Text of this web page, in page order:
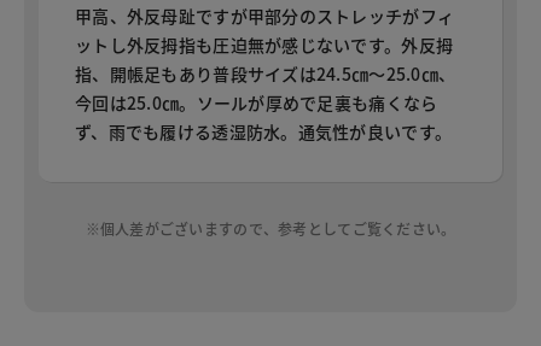
甲高、外反母趾ですが甲部分のストレッチがフィ
ットし外反拇指も圧迫無が感じないです。外反拇
指、開帳足もあり普段サイズは24.5㎝～25.0㎝、
今回は25.0㎝。ソールが厚めで足裏も痛くなら
ず、雨でも履ける透湿防水。通気性が良いです。
※個人差がございますので、参考としてご覧ください。